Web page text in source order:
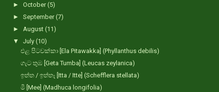
► October(5)
► September(7)
► August (11)
▼ July (10)
එළ පිටවක්කා [Ela Pitawakka] (Phyllanthus debilis)
ගැට තුඹ [Geta Tumba] (Leucas zeylanica)
ඉත්ත / ඉත්තෑ [Itta / Itte] (Schefflera stellata)
මී [Mee] (Madhuca longifolia)